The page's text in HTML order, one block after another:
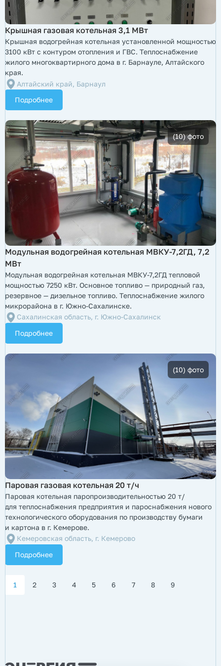
​Крышная газовая котельная 3,1 МВт
Крышная водогрейная котельная установленной мощностью
3100 кВт с контуром отопления и ГВС. Теплоснабжение
жилого многоквартирного дома в г. Барнауле, Алтайского
края.
Алтайский край, Барнаул
Подробнее
(10) фото
​Модульная водогрейная котельная МВКУ-7,2ГД, 7,2
МВт
Модульная водогрейная котельная МВКУ-7,2ГД тепловой
мощностью 7250 кВт. Основное топливо — природный газ,
резервное — дизельное топливо. Теплоснабжение жилого
микрорайона в г. Южно-Сахалинске.
Сахалинская область, г. Южно-Сахалинск
Подробнее
(10) фото
Паровая газовая котельная 20 т/ч
Паровая котельная паропроизводительностью 20 т/
для теплоснабжения предприятия и пароснабжения нового
технологического оборудования по производству бумаги
и картона в г. Кемерове.
Кемеровская область, г. Кемерово
Подробнее
1 2 3 4 5 6 7 8 9